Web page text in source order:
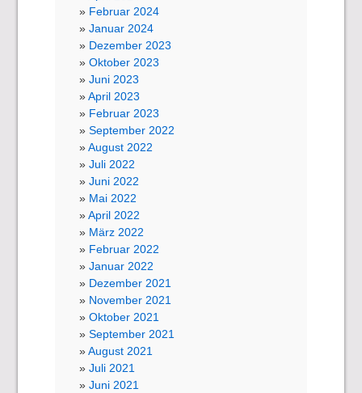
Februar 2024
Januar 2024
Dezember 2023
Oktober 2023
Juni 2023
April 2023
Februar 2023
September 2022
August 2022
Juli 2022
Juni 2022
Mai 2022
April 2022
März 2022
Februar 2022
Januar 2022
Dezember 2021
November 2021
Oktober 2021
September 2021
August 2021
Juli 2021
Juni 2021